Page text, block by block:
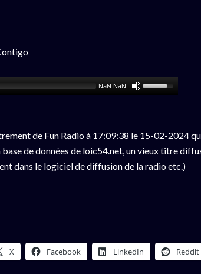
NaN:NaN
de Fun Radio à 17:09:38 le 15-02-2024
de données de loic54.net, un vieux titre
dans le logiciel de diffusion de la radio etc.)
X Facebook LinkedIn Reddit